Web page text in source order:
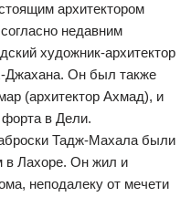
архитектором
недавним
художник-архитектор
Он был также
(архитектор Ахмад), и
форта в Дели.
Тадж-Махала были
в Лахоре. Он жил и
неподалеку от мечети